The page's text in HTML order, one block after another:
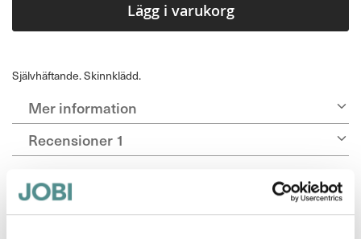
Lägg i varukorg
Självhäftande. Skinnklädd.
Mer information
Recensioner 1
Betyg *